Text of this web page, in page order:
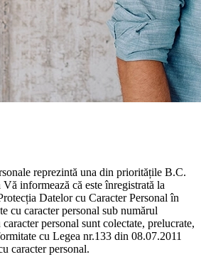
reprezintă una din prioritățile B.C.
informează că este înregistrată la
Datelor cu Caracter Personal în
cu caracter personal sub numărul
personal sunt colectate, prelucrate,
cu Legea nr.133 din 08.07.2011
caracter personal.